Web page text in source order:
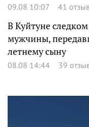
09.08 10:07 41 отзыв
В Куйтуне
мужчины,
летнему сыну
08.08 14:44 39